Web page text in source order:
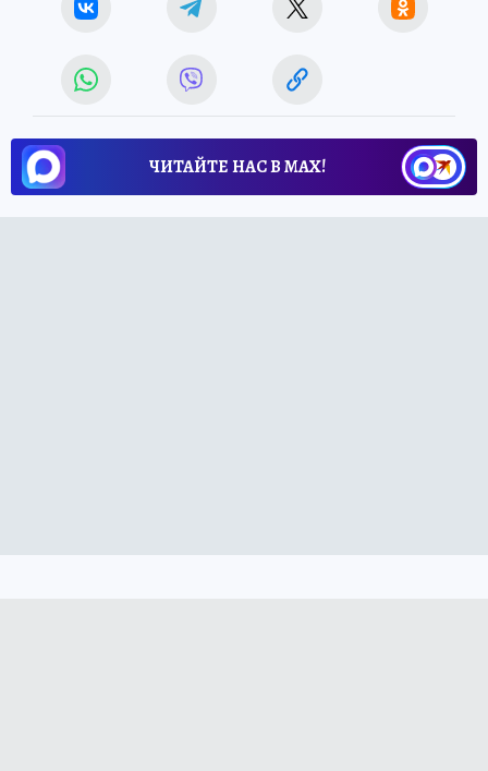
ЧИТАЙТЕ НАС В МАХ!